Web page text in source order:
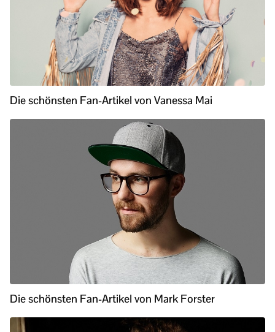
Die schönsten Fan-Artikel von Vanessa Mai
Die schönsten Fan-Artikel von Mark Forster